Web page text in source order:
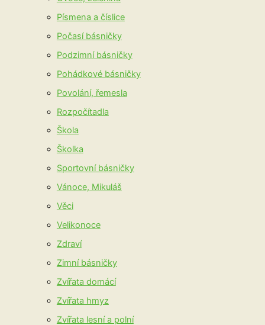
Písmena a číslice
Počasí básničky
Podzimní básničky
Pohádkové básničky
Povolání, řemesla
Rozpočítadla
Škola
Školka
Sportovní básničky
Vánoce, Mikuláš
Věci
Velikonoce
Zdraví
Zimní básničky
Zvířata domácí
Zvířata hmyz
Zvířata lesní a polní